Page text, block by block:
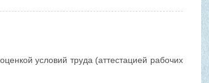
условий труда (аттестацией рабочих